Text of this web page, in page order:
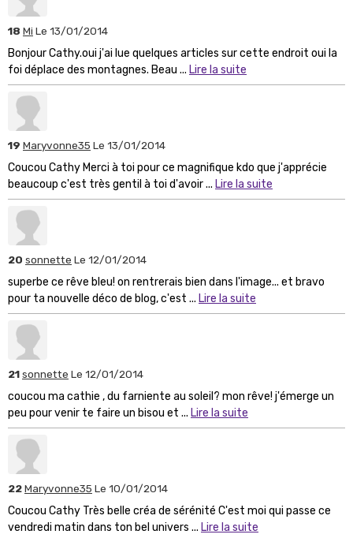
18 Mi Le 13/01/2014
Bonjour Cathy.oui j'ai lue quelques articles sur cette endroit oui la
foi déplace des montagnes. Beau ... Lire la suite
19 Maryvonne35 Le 13/01/2014
Coucou Cathy Merci à toi pour ce magnifique kdo que j'apprécie
beaucoup c'est très gentil à toi d'avoir ... Lire la suite
20 sonnette Le 12/01/2014
superbe ce rêve bleu! on rentrerais bien dans l'image... et bravo
pour ta nouvelle déco de blog, c'est ... Lire la suite
21sonnette Le 12/01/2014
coucou ma cathie , du farniente au soleil? mon rêve! j'émerge un
peu pour venir te faire un bisou et ... Lire la suite
22Maryvonne35 Le 10/01/2014
Coucou Cathy Très belle créa de sérénité C'est moi qui passe ce
vendredi matin dans ton bel univers ... Lire la suite